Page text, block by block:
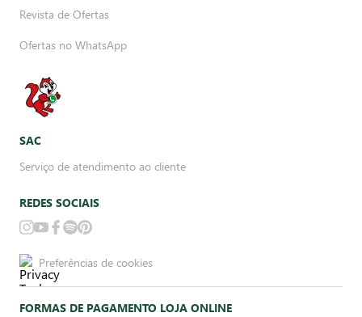
Revista de Ofertas
Ofertas no WhatsApp
SAC
Serviço de atendimento ao cliente
REDES SOCIAIS
Preferências de cookies
FORMAS DE PAGAMENTO LOJA ONLINE